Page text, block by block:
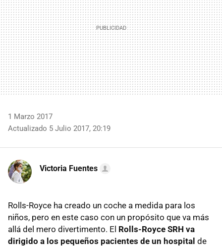
1 Marzo 2017
Actualizado 5 Julio 2017, 20:19
Victoria Fuentes
Rolls-Royce ha creado un coche a medida para los
niños, pero en este caso con un propósito que va más
allá del mero divertimento. El Rolls-Royce SRH va
dirigido a los pequeños pacientes de un hospital de